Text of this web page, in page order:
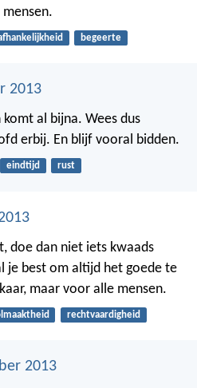
begeerte
2013
al bijna. Wees dus
erbij. En blijf vooral bidden.
eindtijd rust
doe dan niet iets kwaads
je best om altijd het goede te
maar voor alle mensen.
rechtvaardigheid
2013